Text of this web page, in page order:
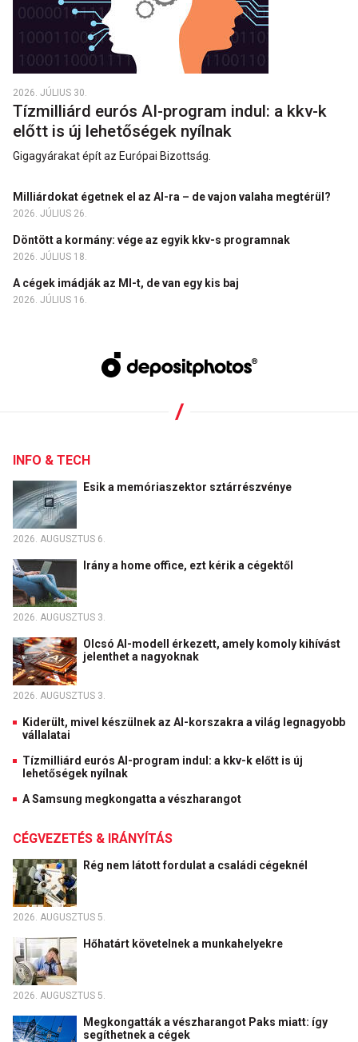
2026. JÚLIUS 30.
Tízmilliárd eurós AI-program indul: a kkv-k
előtt is új lehetőségek nyílnak
Gigagyárakat épít az Európai Bizottság.
Milliárdokat égetnek el az AI-ra – de vajon valaha megtérül?
2026. JÚLIUS 26.
Döntött a kormány: vége az egyik kkv-s programnak
2026. JÚLIUS 18.
A cégek imádják az MI-t, de van egy kis baj
2026. JÚLIUS 16.
INFO & TECH
Esik a memóriaszektor sztárrészvénye
2026. AUGUSZTUS 6.
Irány a home office, ezt kérik a cégektől
2026. AUGUSZTUS 3.
Olcsó AI-modell érkezett, amely komoly kihívást
jelenthet a nagyoknak
2026. AUGUSZTUS 3.
Kiderült, mivel készülnek az AI-korszakra a világ legnagyobb
vállalatai
Tízmilliárd eurós AI-program indul: a kkv-k előtt is új
lehetőségek nyílnak
A Samsung megkongatta a vészharangot
CÉGVEZETÉS & IRÁNYÍTÁS
Rég nem látott fordulat a családi cégeknél
2026. AUGUSZTUS 5.
Hőhatárt követelnek a munkahelyekre
2026. AUGUSZTUS 5.
Megkongatták a vészharangot Paks miatt: így
segíthetnek a cégek